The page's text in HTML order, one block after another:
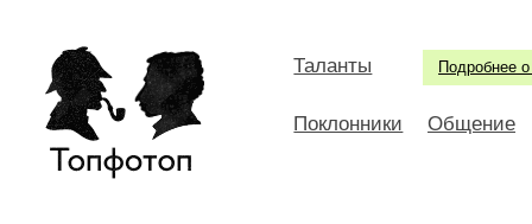
Подробнее о
Таланты
Поклонники Общение